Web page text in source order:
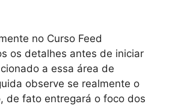
no Curso Feed
os detalhes antes de iniciar
a essa área de
observe se realmente o
de fato entregará o foco dos